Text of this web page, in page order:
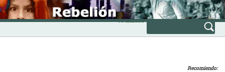
Skip
to
content
INICIO
Avanzada
Recomiendo: